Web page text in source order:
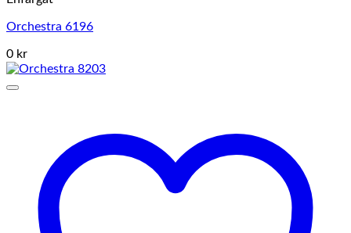
Orchestra 6196
0 kr